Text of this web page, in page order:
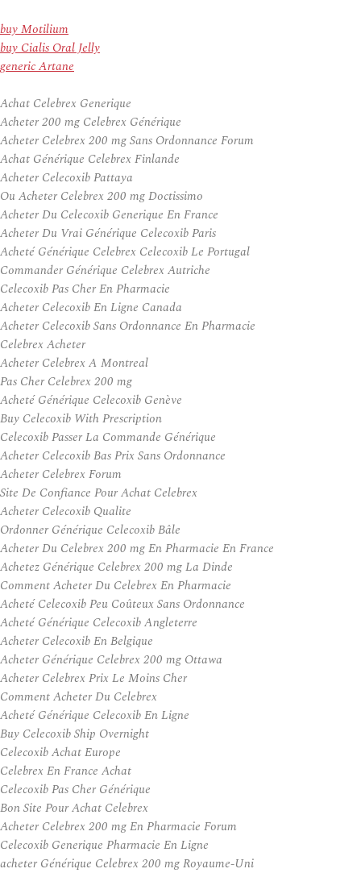
buy Motilium
buy Cialis Oral Jelly
generic Artane
Achat Celebrex Generique
Acheter 200 mg Celebrex Générique
Acheter Celebrex 200 mg Sans Ordonnance Forum
Achat Générique Celebrex Finlande
Acheter Celecoxib Pattaya
Ou Acheter Celebrex 200 mg Doctissimo
Acheter Du Celecoxib Generique En France
Acheter Du Vrai Générique Celecoxib Paris
Acheté Générique Celebrex Celecoxib Le Portugal
Commander Générique Celebrex Autriche
Celecoxib Pas Cher En Pharmacie
Acheter Celecoxib En Ligne Canada
Acheter Celecoxib Sans Ordonnance En Pharmacie
Celebrex Acheter
Acheter Celebrex A Montreal
Pas Cher Celebrex 200 mg
Acheté Générique Celecoxib Genève
Buy Celecoxib With Prescription
Celecoxib Passer La Commande Générique
Acheter Celecoxib Bas Prix Sans Ordonnance
Acheter Celebrex Forum
Site De Confiance Pour Achat Celebrex
Acheter Celecoxib Qualite
Ordonner Générique Celecoxib Bâle
Acheter Du Celebrex 200 mg En Pharmacie En France
Achetez Générique Celebrex 200 mg La Dinde
Comment Acheter Du Celebrex En Pharmacie
Acheté Celecoxib Peu Coûteux Sans Ordonnance
Acheté Générique Celecoxib Angleterre
Acheter Celecoxib En Belgique
Acheter Générique Celebrex 200 mg Ottawa
Acheter Celebrex Prix Le Moins Cher
Comment Acheter Du Celebrex
Acheté Générique Celecoxib En Ligne
Buy Celecoxib Ship Overnight
Celecoxib Achat Europe
Celebrex En France Achat
Celecoxib Pas Cher Générique
Bon Site Pour Achat Celebrex
Acheter Celebrex 200 mg En Pharmacie Forum
Celecoxib Generique Pharmacie En Ligne
acheter Générique Celebrex 200 mg Royaume-Uni